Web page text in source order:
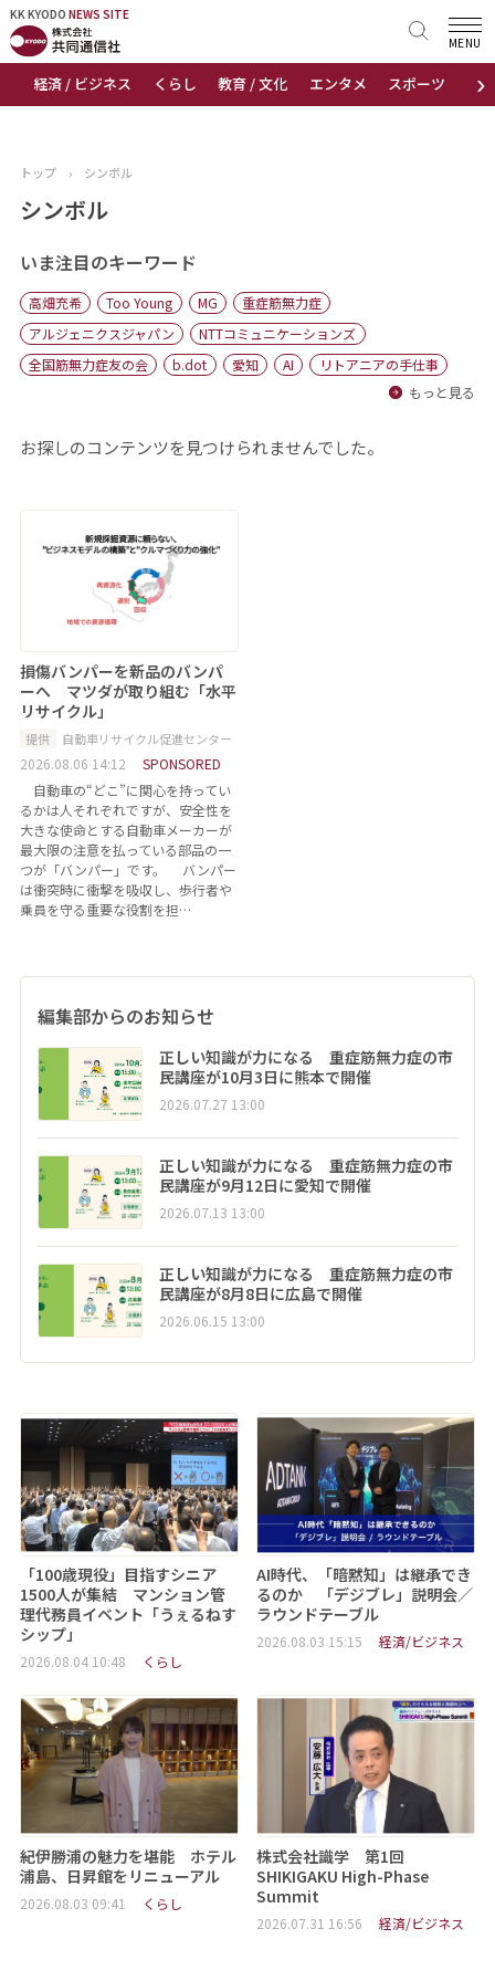
KK KYODO NEWS SITE
›
経済 / ビジネス くらし 教育 / 文化 エンタメ スポーツ 地域
MENU
KK KYODONEWS SITE
トップページ
ニュース
おすすめコンテンツ
出版物
会社概要
トップ › シンボル
シンボル
いま注目のキーワード
高畑充希 Too Young MG
重症筋無力症
アルジェニクスジャパン
NTTコミュニケーションズ
全国筋無力症友の会
b.dot 愛知 AI
リトアニアの手仕事
もっと見る
お探しのコンテンツを見つけられませんでした。
損傷バンパーを新品のバンパ
ーへ マツダが取り組む「水平
リサイクル」
提供 自動車リサイクル促進センター
2026.08.06 14:12
SPONSORED
自動車の“どこ”に関心を持ってい
るかは人それぞれですが、安全性を
大きな使命とする自動車メーカーが
最大限の注意を払っている部品の一
つが「バンパー」です。 バンパー
は衝突時に衝撃を吸収し、歩行者や
乗員を守る重要な役割を担…
編集部からのお知らせ
正しい知識が力になる 重症筋無力症の市
民講座が10月3日に熊本で開催
2026.07.27 13:00
正しい知識が力になる 重症筋無力症の市
民講座が9月12日に愛知で開催
2026.07.13 13:00
正しい知識が力になる 重症筋無力症の市
民講座が8月8日に広島で開催
2026.06.15 13:00
「100歳現役」目指すシニア
1500人が集結 マンション管
理代務員イベント「うぇるねす
シップ」
2026.08.04 10:48 くらし
AI時代、「暗黙知」は継承でき
るのか 「デジブレ」説明会／
ラウンドテーブル
2026.08.03 15:15 経済/ビジネス
紀伊勝浦の魅力を堪能 ホテル
浦島、日昇館をリニューアル
2026.08.03 09:41 くらし
株式会社識学 第1回
SHIKIGAKU High-Phase
Summit
2026.07.31 16:56 経済/ビジネス